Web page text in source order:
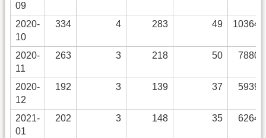
09
2020-
10
334 4 283 49 10364
2020-
11
263 3 218 50 7880
2020-
12
192 3 139 37 5939
2021-
01
202 3 148 35 6264